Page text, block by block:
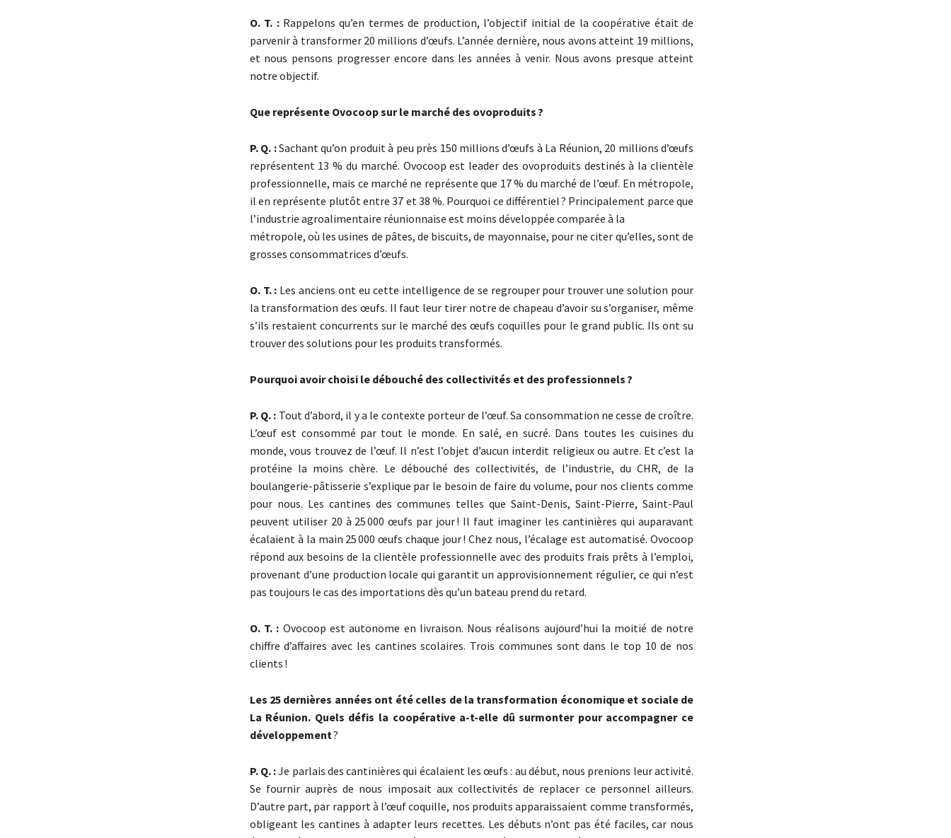
O. T. :Rappelons qu’en termes de production, l’objectif initial de la coopérative était de
parvenir à transformer 20 millions d’œufs. L’année dernière, nous avons atteint 19 millions,
et nous pensons progresser encore dans les années à venir. Nous avons presque atteint
notre objectif.
Que représente Ovocoop sur le marché des ovoproduits ?
P. Q. :Sachant qu’on produit à peu près 150 millions d’œufs à La Réunion, 20 millions d’œufs
représentent 13 % du marché. Ovocoop est leader des ovoproduits destinés à la clientèle
professionnelle, mais ce marché ne représente que 17 % du marché de l’œuf. En métropole,
il en représente plutôt entre 37 et 38 %. Pourquoi ce différentiel ? Principalement parce que
l’industrie agroalimentaire réunionnaise est moins développée comparée à la
métropole, où les usines de pâtes, de biscuits, de mayonnaise, pour ne citer qu’elles, sont de
grosses consommatrices d’œufs.
O. T. : Les anciens ont eu cette intelligence de se regrouper pour trouver une solution pour
la transformation des œufs. Il faut leur tirer notre de chapeau d’avoir su s’organiser, même
s’ils restaient concurrents sur le marché des œufs coquilles pour le grand public. Ils ont su
trouver des solutions pour les produits transformés.
Pourquoi avoir choisi le débouché des collectivités et des professionnels ?
P. Q. : Tout d’abord, il y a le contexte porteur de l’œuf. Sa consommation ne cesse de croître.
L’œuf est consommé par tout le monde. En salé, en sucré. Dans toutes les cuisines du
monde, vous trouvez de l’œuf. Il n’est l’objet d’aucun interdit religieux ou autre. Et c’est la
protéine la moins chère. Le débouché des collectivités, de l’industrie, du CHR, de la
boulangerie-pâtisserie s’explique par le besoin de faire du volume, pour nos clients comme
pour nous. Les cantines des communes telles que Saint-Denis, Saint-Pierre, Saint-Paul
peuvent utiliser 20 à 25 000 œufs par jour ! Il faut imaginer les cantinières qui auparavant
écalaient à la main 25 000 œufs chaque jour ! Chez nous, l’écalage est automatisé. Ovocoop
répond aux besoins de la clientèle professionnelle avec des produits frais prêts à l’emploi,
provenant d’une production locale qui garantit un approvisionnement régulier, ce qui n’est
pas toujours le cas des importations dès qu’un bateau prend du retard.
O. T. : Ovocoop est autonome en livraison. Nous réalisons aujourd’hui la moitié de notre
chiffre d’affaires avec les cantines scolaires. Trois communes sont dans le top 10 de nos
clients !
Les 25 dernières années ont été celles de la transformation économique et sociale de
La Réunion. Quels défis la coopérative a-t-elle dû surmonter pour accompagner ce
développement?
P. Q. :Je parlais des cantinières qui écalaient les œufs : au début, nous prenions leur activité.
Se fournir auprès de nous imposait aux collectivités de replacer ce personnel ailleurs.
D’autre part, par rapport à l’œuf coquille, nos produits apparaissaient comme transformés,
obligeant les cantines à adapter leurs recettes. Les débuts n’ont pas été faciles, car nous